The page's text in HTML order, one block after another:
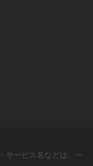
サービス名などは、一